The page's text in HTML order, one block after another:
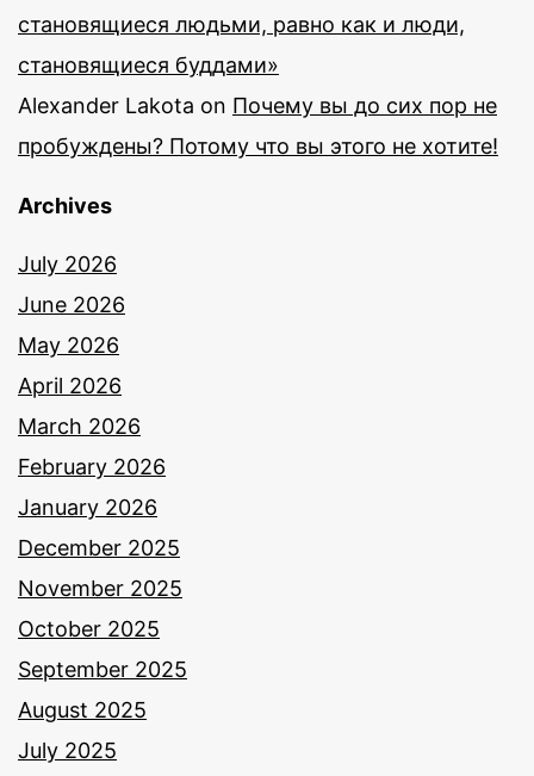
становящиеся людьми, равно как и люди,
становящиеся буддами»
Alexander Lakota on Почему вы до сих пор не
пробуждены? Потому что вы этого не хотите!
Archives
July 2026
June 2026
May 2026
April 2026
March 2026
February 2026
January 2026
December 2025
November 2025
October 2025
September 2025
August 2025
July 2025